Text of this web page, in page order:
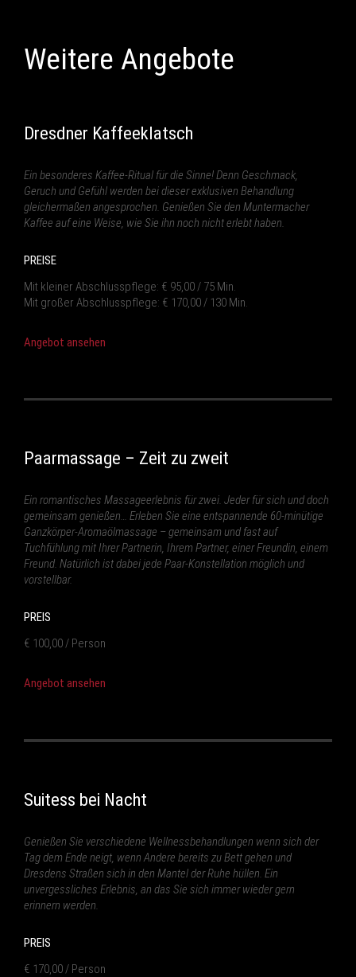
Weitere Angebote
Dresdner Kaffeeklatsch
Ein besonderes Kaffee-Ritual für die Sinne! Denn Geschmack,
Geruch und Gefühl werden bei dieser exklusiven Behandlung
gleichermaßen angesprochen. Genießen Sie den Muntermacher
Kaffee auf eine Weise, wie Sie ihn noch nicht erlebt haben.
PREISE
Mit kleiner Abschlusspflege: € 95,00 / 75 Min.
Mit großer Abschlusspflege: € 170,00 / 130 Min.
Angebot ansehen
Paarmassage – Zeit zu zweit
Ein romantisches Massageerlebnis für zwei. Jeder für sich und doch
gemeinsam genießen… Erleben Sie eine entspannende 60-minütige
Ganzkörper-Aromaölmassage – gemeinsam und fast auf
Tuchfühlung mit Ihrer Partnerin, Ihrem Partner, einer Freundin, einem
Freund. Natürlich ist dabei jede Paar-Konstellation möglich und
vorstellbar.
PREIS
€ 100,00 / Person
Angebot ansehen
Suitess bei Nacht
Genießen Sie verschiedene Wellnessbehandlungen wenn sich der
Tag dem Ende neigt, wenn Andere bereits zu Bett gehen und
Dresdens Straßen sich in den Mantel der Ruhe hüllen. Ein
unvergessliches Erlebnis, an das Sie sich immer wieder gern
erinnern werden.
PREIS
€ 170,00 / Person